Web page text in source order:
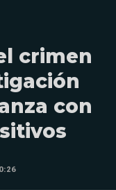
crimen
con